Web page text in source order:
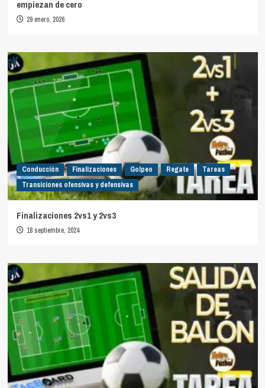
empiezan de cero
29 enero, 2026
Conducción Finalizaciones Golpeo Regate
Tareas
Transiciones ofensivas y defensivas
Finalizaciones 2vs1 y 2vs3
18 septiembre, 2024